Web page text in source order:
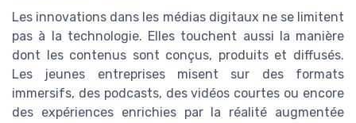
Les innovations dans les médias digitaux ne se limitent
pas à la technologie. Elles touchent aussi la manière
dont les contenus sont conçus, produits et diffusés.
Les jeunes entreprises misent sur des formats
immersifs, des podcasts, des vidéos courtes ou encore
des expériences enrichies par la réalité augmentée